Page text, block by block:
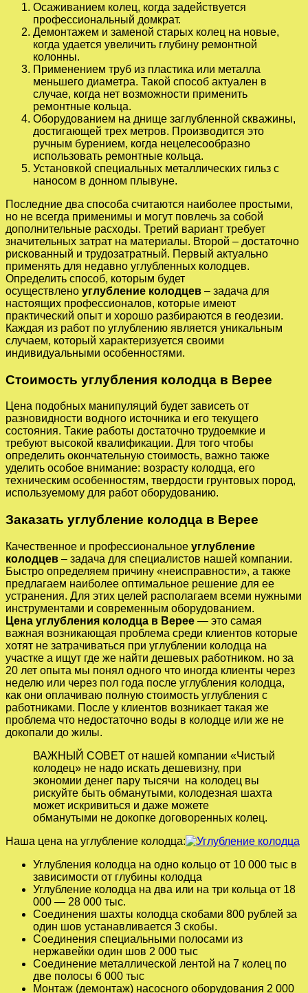
Осаживанием колец, когда задействуется
профессиональный домкрат.
Демонтажем и заменой старых колец на новые,
когда удается увеличить глубину ремонтной
колонны.
Применением труб из пластика или металла
меньшего диаметра. Такой способ актуален в
случае, когда нет возможности применить
ремонтные кольца.
Оборудованием на днище заглубленной скважины,
достигающей трех метров. Производится это
ручным бурением, когда нецелесообразно
использовать ремонтные кольца.
Установкой специальных металлических гильз с
наносом в донном плывуне.
Последние два способа считаются наиболее простыми,
но не всегда применимы и могут повлечь за собой
дополнительные расходы. Третий вариант требует
значительных затрат на материалы. Второй – достаточно
рискованный и трудозатратный. Первый актуально
применять для недавно углубленных колодцев.
Определить способ, которым будет
осуществлено углубление колодцев – задача для
настоящих профессионалов, которые имеют
практический опыт и хорошо разбираются в геодезии.
Каждая из работ по углублению является уникальным
случаем, который характеризуется своими
индивидуальными особенностями.
Стоимость углубления колодца в Верее
Цена подобных манипуляций будет зависеть от
разновидности водного источника и его текущего
состояния. Такие работы достаточно трудоемкие и
требуют высокой квалификации. Для того чтобы
определить окончательную стоимость, важно также
уделить особое внимание: возрасту колодца, его
техническим особенностям, твердости грунтовых пород,
используемому для работ оборудованию.
Заказать углубление колодца в Верее
Качественное и профессиональное углубление
колодцев – задача для специалистов нашей компании.
Быстро определяем причину «неисправности», а также
предлагаем наиболее оптимальное решение для ее
устранения. Для этих целей располагаем всеми нужными
инструментами и современным оборудованием.
Цена углубления колодца в Верее — это самая
важная возникающая проблема среди клиентов которые
хотят не затрачиваться при углублении колодца на
участке а ищут где же найти дешевых работником. но за
20 лет опыта мы понял одного что иногда клиенты через
неделю или через пол года после углубления колодца,
как они оплачиваю полную стоимость углубления с
работниками. После у клиентов возникает такая же
проблема что недостаточно воды в колодце или же не
докопали до жилы.
ВАЖНЫЙ СОВЕТ от нашей компании «Чистый
колодец» не надо искать дешевизну, при
экономии денег пару тысячи на колодец вы
рискуйте быть обманутыми, колодезная шахта
может искривиться и даже можете
обманутыми не докопке договоренных колец.
Наша цена на углубление колодца:
Углубления колодца на одно кольцо от 10 000 тыс в
зависимости от глубины колодца
Углубление колодца на два или на три кольца от 18
000 — 28 000 тыс.
Соединения шахты колодца скобами 800 рублей за
один шов устанавливается 3 скобы.
Соединения специальными полосами из
нержавейки один шов 2 000 тыс
Соединение металлической лентой на 7 колец по
две полосы 6 000 тыс
Монтаж (демонтаж) насосного оборудования 2 000